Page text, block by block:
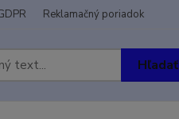
Reklamačný poriadok
Hľadať